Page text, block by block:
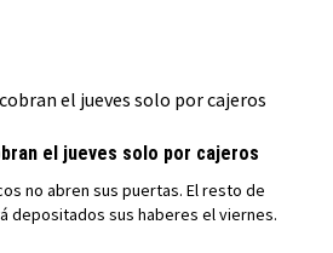
el jueves solo por cajeros
no abren sus puertas. El resto de
depositados sus haberes el viernes.